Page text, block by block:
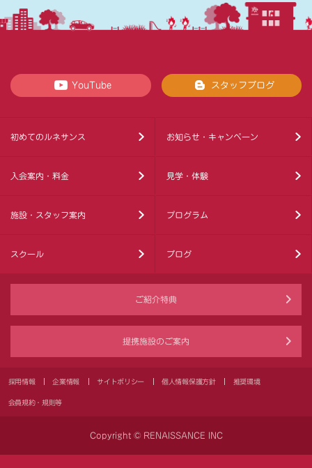
YouTube スタッフブログ
初めてのルネサンス お知らせ・キャンペーン
入会案内・料金 見学・体験
施設・スタッフ案内 プログラム
スクール ブログ
ご紹介特典
提携施設のご案内
採用情報 企業情報 サイトポリシー 個人情報保護方針 推奨環境
会員規約・規則等
Copyright © RENAISSANCE INC